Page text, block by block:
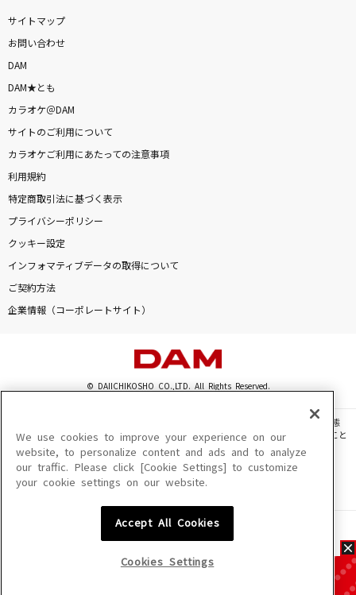
サイトマップ
お問い合わせ
DAM
DAM★とも
カラオケ＠DAM
サイトのご利用について
カラオケご利用にあたっての注意事項
利用規約
特定商取引法に基づく表示
プライバシーポリシー
クッキー設定
インフォマティブデータの取得について
ご契約方法
企業情報（コーポレートサイト）
© DAIICHIKOSHO CO.,LTD. All Rights Reserved.
このサイトに掲載されている一切の文章・画像・写真・動画・音声等を、手段や形態
を問わず、著作権法の定める範囲を超えて無断で複製、転載、ファイル化などすること
を禁じます。
楽曲及びコンテンツは、機種によりご利用いただけない場合があります。
楽曲及びコンテンツの配信日、配信内容が変更になる場合があります。
We use cookies to improve your experience on our
website, to personalize content and ads and to analyze
our traffic. Please click [Cookie Settings] to customize
your cookie settings on our website.
Accept All Cookies
Cookies Settings